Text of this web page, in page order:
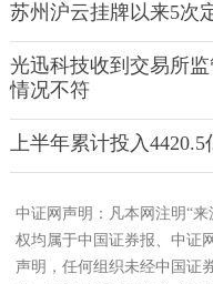
苏州沪云挂牌以来5次
光迅科技收到交易所
情况不符
上半年累计投入
中证网声明：凡本网注明“
权均属于中国证券报、中证
声明，任何组织未经中国证